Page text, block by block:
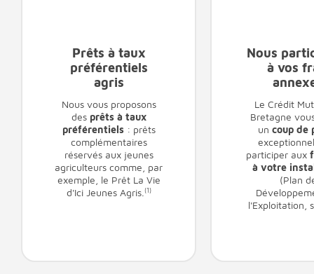
Prêts à taux
préférentiels
agris
Nous vous proposons
des prêts à taux
préférentiels: prêts
complémentaires
réservés aux jeunes
agriculteurs comme, par
exemple, le Prêt La Vie
d'Ici Jeunes Agris. (1)
Nous
à vos
Le Crédit
Bretagne
un coup de
participer aux
à votre
(Plan
l'Exploitation,